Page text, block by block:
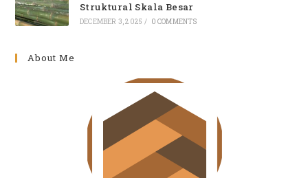
Struktural Skala Besar
DECEMBER 3, 2025 / 0 COMMENTS
About Me